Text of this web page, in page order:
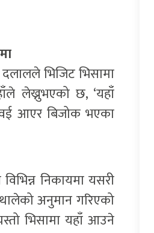
भिजिट भिसामा
लेख्नुभएको छ, ‘यहाँ
आएर बिजोक भएका
निकायमा यसरी
अनुमान गरिएको
भिसामा यहाँ आउने